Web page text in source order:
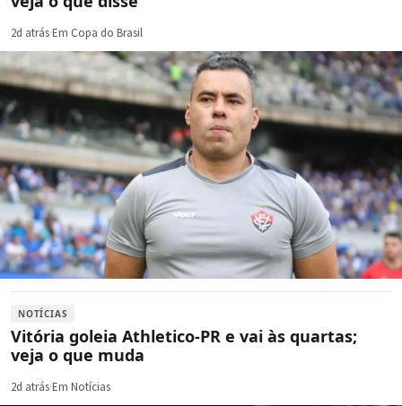
2d atrás·Em Copa do Brasil
NOTÍCIAS
Vitória goleia Athletico-PR e vai às quartas;
veja o que muda
2d atrás·Em Notícias